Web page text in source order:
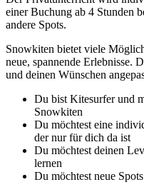
einer Buchung ab 4 Stunden
andere Spots.
Snowkiten bietet viele
neue, spannende Erlebnisse.
und deinen Wünschen
Du bist Kitesurfer und
Snowkiten
Du möchtest eine
der nur für dich da ist
Du möchtest deinen
lernen
Du möchtest neue